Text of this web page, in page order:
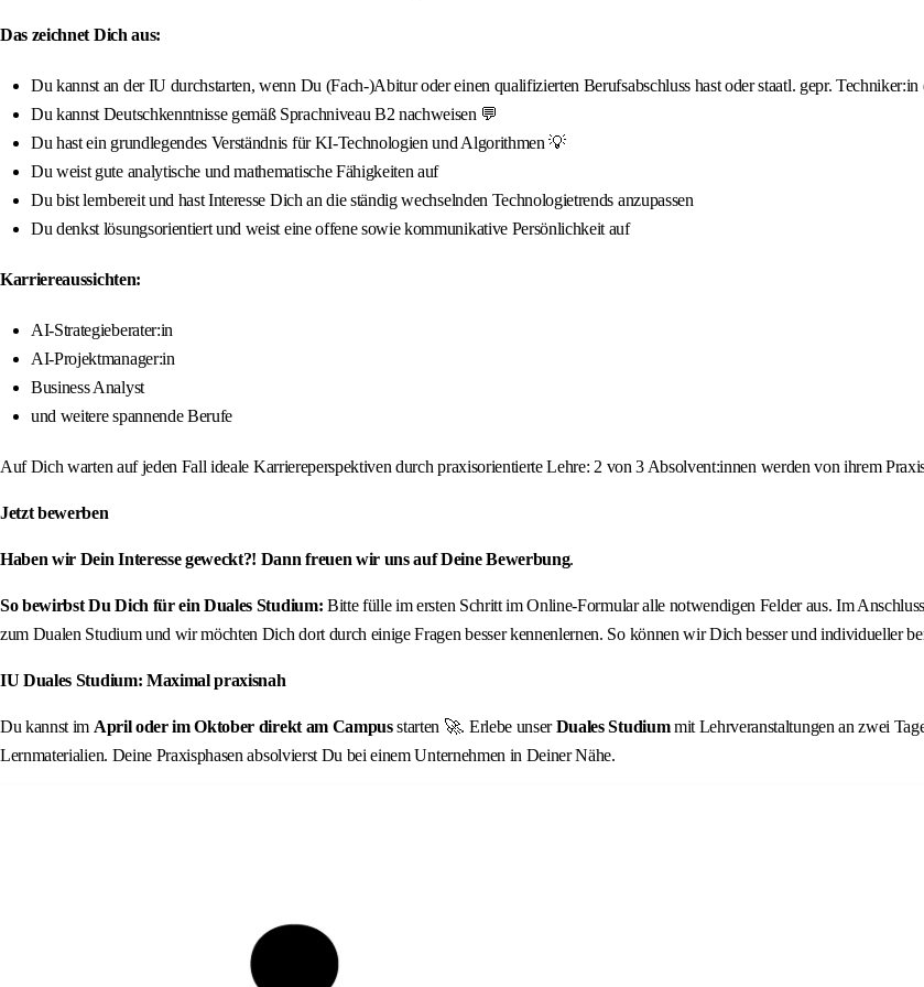
Das zeichnet Dich aus:
Du kannst an der IU durchstarten, wenn Du (Fach-)Abitur oder einen qualifizierten Berufsabschluss hast oder staatl. gepr.
Du kannst Deutschkenntnisse gemäß Sprachniveau B2 nachweisen 💬
Du hast ein grundlegendes Verständnis für KI-Technologien und Algorithmen 💡
Du weist gute analytische und mathematische Fähigkeiten auf
Du bist lernbereit und hast Interesse Dich an die ständig wechselnden Technologietrends anzupassen
Du denkst lösungsorientiert und weist eine offene sowie kommunikative Persönlichkeit auf
Karriereaussichten:
AI-Strategieberater:in
AI-Projektmanager:in
Business Analyst
und weitere spannende Berufe
Auf Dich warten auf jeden Fall ideale Karriereperspektiven durch praxisorientierte Lehre: 2 von 3 Absolvent:innen werden von ihrem
Jetzt bewerben
Haben wir Dein Interesse geweckt?! Dann freuen wir uns auf Deine Bewerbung.
So bewirbst Du Dich für ein Duales Studium: Bitte fülle im ersten Schritt im Online-Formular alle notwendigen Felder aus. Im
zum Dualen Studium und wir möchten Dich dort durch einige Fragen besser kennenlernen. So können wir Dich besser und individueller
IU Duales Studium: Maximal praxisnah
Du kannst im April oder im Oktober direkt am Campusstarten 🚀. Erlebe unserDuales Studiummit Lehrveranstaltungen an zwei
Lernmaterialien. Deine Praxisphasen absolvierst Du bei einem Unternehmen in Deiner Nähe.